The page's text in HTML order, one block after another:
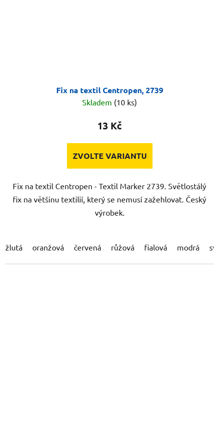
Fix na textil Centropen, 2739
Skladem (10 ks)
13 Kč
ZVOLTE VARIANTU
Fix na textil Centropen - Textil Marker 2739. Světlostálý
fix na většinu textilií, který se nemusí zažehlovat. Český
výrobek.
žlutá oranžová červená růžová fialová modrá